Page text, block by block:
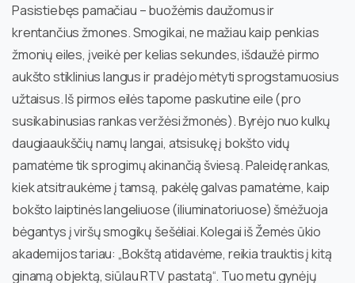
Pasistiebęs pamačiau – buožėmis daužomus ir
krentančius žmones. Smogikai, ne mažiau kaip penkias
žmonių eiles, įveikė per kelias sekundes, išdaužė pirmo
aukšto stiklinius langus ir pradėjo mėtyti sprogstamuosius
užtaisus. Iš pirmos eilės tapome paskutine eile (pro
susikabinusias rankas veržėsi žmonės). Byrėjo nuo kulkų
daugiaaukščių namų langai, atsisukę į bokšto vidų
pamatėme tik sprogimų akinančią šviesą. Paleidę rankas,
kiek atsitraukėme į tamsą, pakėlę galvas pamatėme, kaip
bokšto laiptinės langeliuose (iliuminatoriuose) šmėžuoja
bėgantys į viršų smogikų šešėliai. Kolegai iš Žemės ūkio
akademijos tariau: „Bokštą atidavėme, reikia trauktis į kitą
ginamą objektą, siūlau RTV pastatą“. Tuo metu gynėjų